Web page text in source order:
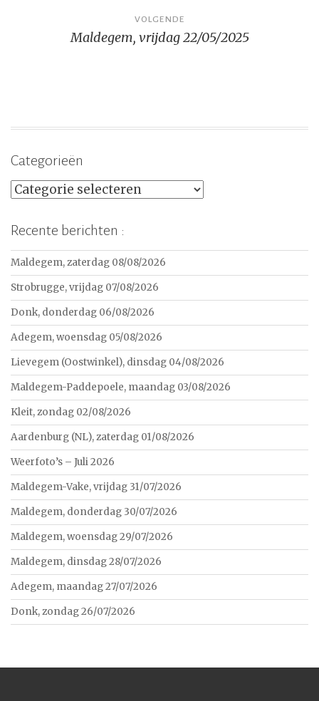
VOLGENDE
Maldegem, vrijdag 22/05/2025
Categorieën
Categorieën
Recente berichten :
Maldegem, zaterdag 08/08/2026
Strobrugge, vrijdag 07/08/2026
Donk, donderdag 06/08/2026
Adegem, woensdag 05/08/2026
Lievegem (Oostwinkel), dinsdag 04/08/2026
Maldegem-Paddepoele, maandag 03/08/2026
Kleit, zondag 02/08/2026
Aardenburg (NL), zaterdag 01/08/2026
Weerfoto’s – Juli 2026
Maldegem-Vake, vrijdag 31/07/2026
Maldegem, donderdag 30/07/2026
Maldegem, woensdag 29/07/2026
Maldegem, dinsdag 28/07/2026
Adegem, maandag 27/07/2026
Donk, zondag 26/07/2026